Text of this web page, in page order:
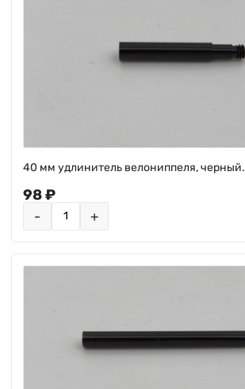
40 мм удлинитель велониппеля, черный.
98 ₽
- +